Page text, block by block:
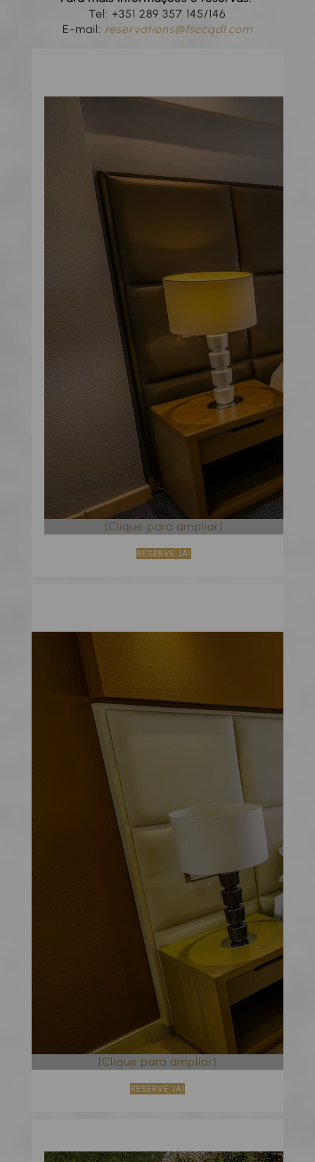
Tel: +351 289 357 145/146
E-mail: reservations@fsccqdl.com
[Clique para ampliar]
RESERVE JÁ!
[Clique para ampliar]
RESERVE JÁ!